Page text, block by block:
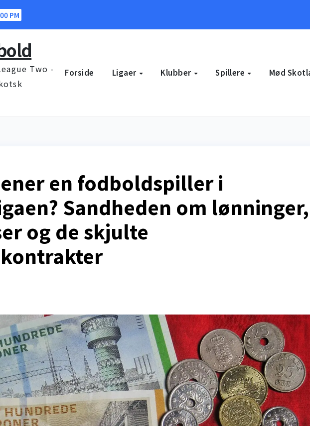
PM
Two -
Forside Ligaer Klubber Spillere Mød
en fodboldspiller i
Sandheden om lønninger,
og de skjulte